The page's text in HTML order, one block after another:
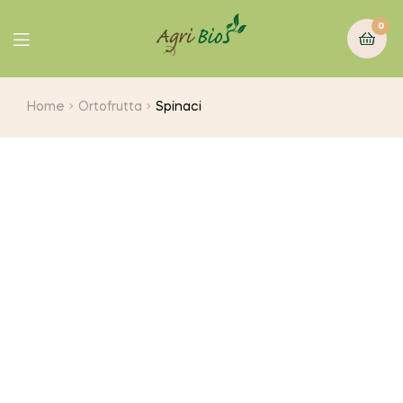
0
Home Ortofrutta Spinaci